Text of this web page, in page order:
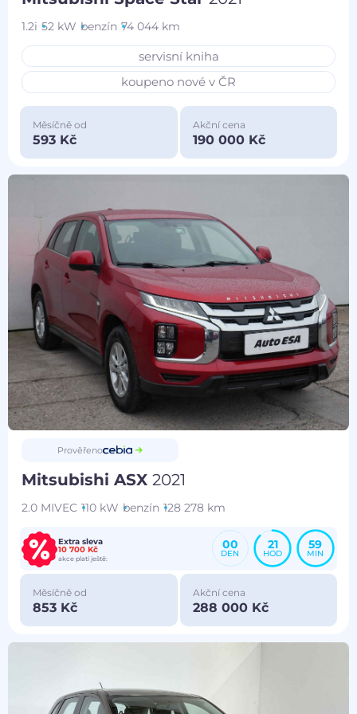
1.2i 52 kW benzín 74 044 km
servisní kniha
koupeno nové v ČR
Měsíčně od
593 Kč
Akční cena
190 000 Kč
Prověřeno
Mitsubishi ASX2021
2.0 MIVEC 110 kW benzín 128 278 km
Extra sleva
10 700 Kč
akce platí ještě:
00
DEN
21
HOD
59
MIN
Měsíčně od
853 Kč
Akční cena
288 000 Kč